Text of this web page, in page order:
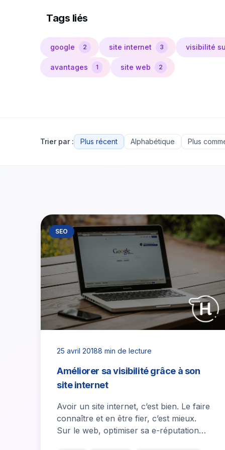
Tags liés
google 2 site internet 3 visibilité
avantages 1 site web 2
Trier par : Plus récent Alphabétique Plus
SEO
25 avril 20188 min de lecture
Améliorer sa visibilité grâce à son
site internet
Avoir un site internet, c’est bien. Le faire
connaître et en être fier, c’est mieux.
Sur le web, optimiser sa e-réputation